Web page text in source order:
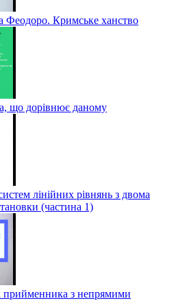
Феодоро. Кримське ханство
що дорівнює даному
лінійних рівнянь з двома
(частина 1)
прийменника з непрямими